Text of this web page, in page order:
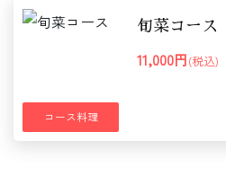
コース料理
旬菜コース
11,000円(税込)